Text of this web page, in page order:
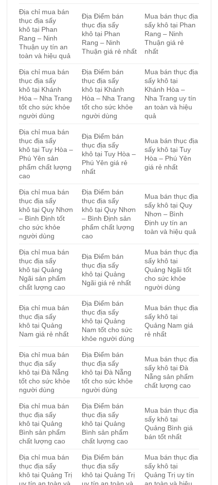
Địa chỉ mua bán
thục địa sấy
khô tại Phan
Rang – Ninh
Thuận uy tín an
toàn và hiệu quả
Địa Điểm bán
thục địa sấy
khô tại Phan
Rang – Ninh
Thuận giá rẻ nhất
Mua bán thục địa
sấy khô tại Phan
Rang – Ninh
Thuận giá rẻ
nhất
Địa chỉ mua bán
thục địa sấy
khô tại Khánh
Hòa – Nha Trang
tốt cho sức khỏe
người dùng
Địa Điểm bán
thục địa sấy
khô tại Khánh
Hòa – Nha Trang
tốt cho sức khỏe
người dùng
Mua bán thục địa
sấy khô tại
Khánh Hòa –
Nha Trang uy tín
an toàn và hiệu
quả
Địa chỉ mua bán
thục địa sấy
khô tại Tuy Hòa –
Phú Yên sản
phẩm chất lượng
cao
Địa Điểm bán
thục địa sấy
khô tại Tuy Hòa –
Phú Yên giá rẻ
nhất
Mua bán thục địa
sấy khô tại Tuy
Hòa – Phú Yên
giá rẻ nhất
Địa chỉ mua bán
thục địa sấy
khô tại Quy Nhơn
– Bình Định tốt
cho sức khỏe
người dùng
Địa Điểm bán
thục địa sấy
khô tại Quy Nhơn
– Bình Định sản
phẩm chất lượng
cao
Mua bán thục địa
sấy khô tại Quy
Nhơn – Bình
Định uy tín an
toàn và hiệu quả
Địa chỉ mua bán
thục địa sấy
khô tại Quảng
Ngãi sản phẩm
chất lượng cao
Địa Điểm bán
thục địa sấy
khô tại Quảng
Ngãi giá rẻ nhất
Mua bán thục địa
sấy khô tại
Quảng Ngãi tốt
cho sức khỏe
người dùng
Địa chỉ mua bán
thục địa sấy
khô tại Quảng
Nam giá rẻ nhất
Địa Điểm bán
thục địa sấy
khô tại Quảng
Nam tốt cho sức
khỏe người dùng
Mua bán thục địa
sấy khô tại
Quảng Nam giá
rẻ nhất
Địa chỉ mua bán
thục địa sấy
khô tại Đà Nẵng
tốt cho sức khỏe
người dùng
Địa Điểm bán
thục địa sấy
khô tại Đà Nẵng
tốt cho sức khỏe
người dùng
Mua bán thục địa
sấy khô tại Đà
Nẵng sản phẩm
chất lượng cao
Địa chỉ mua bán
thục địa sấy
khô tại Quảng
Bình sản phẩm
chất lượng cao
Địa Điểm bán
thục địa sấy
khô tại Quảng
Bình sản phẩm
chất lượng cao
Mua bán thục địa
sấy khô tại
Quảng Bình giá
bán tốt nhất
Địa chỉ mua bán
thục địa sấy
khô tại Quảng Trị
uy tín an toàn và
Địa Điểm bán
thục địa sấy
khô tại Quảng Trị
uy tín an toàn và
Mua bán thục địa
sấy khô tại
Quảng Trị uy tín
an toàn và hiệu